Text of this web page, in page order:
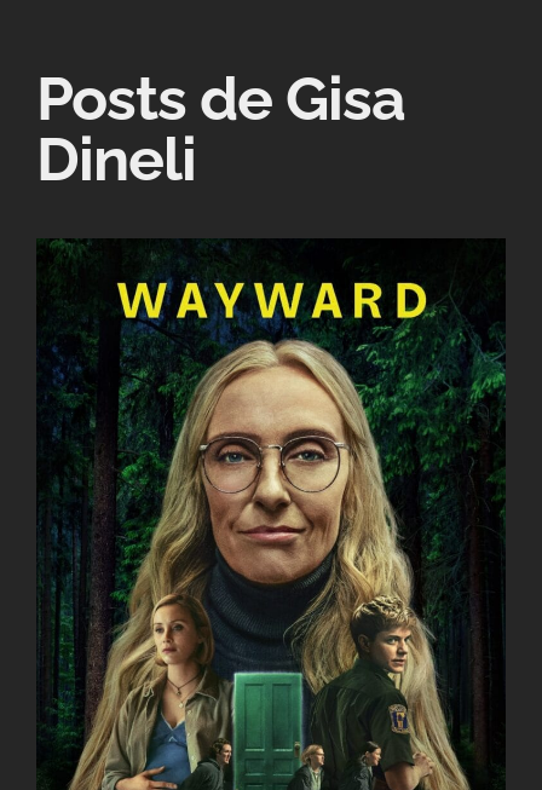
Posts de Gisa
Dineli